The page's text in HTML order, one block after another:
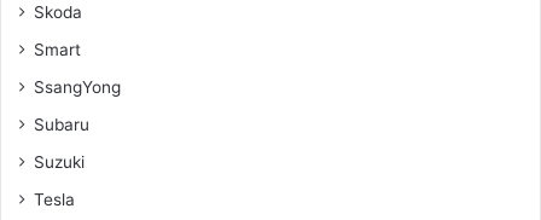
Skoda
Smart
SsangYong
Subaru
Suzuki
Tesla